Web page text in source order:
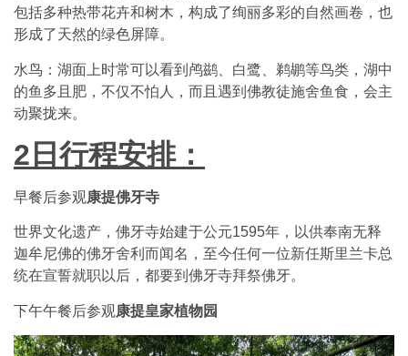
包括多种热带花卉和树木，构成了绚丽多彩的自然画卷，也
形成了天然的绿色屏障。
水鸟：湖面上时常可以看到鸬鹚、白鹭、鹈鹕等鸟类，湖中
的鱼多且肥，不仅不怕人，而且遇到佛教徒施舍鱼食，会主
动聚拢来。
2 日行程安排：
早餐后参观康提佛牙寺
世界文化遗产，佛牙寺始建于公元1595年，以供奉南无释
迦牟尼佛的佛牙舍利而闻名，至今任何一位新任斯里兰卡总
统在宣誓就职以后，都要到佛牙寺拜祭佛牙。
下午午餐后参观康提皇家植物园